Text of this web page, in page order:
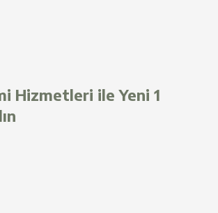
Hizmetleri ile Yeni 1